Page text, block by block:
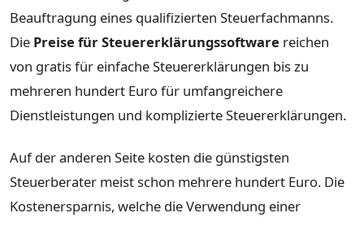
Beauftragung eines qualifizierten Steuerfachmanns.
Die Preise für Steuererklärungssoftware reichen
von gratis für einfache Steuererklärungen bis zu
mehreren hundert Euro für umfangreichere
Dienstleistungen und komplizierte Steuererklärungen.
Auf der anderen Seite kosten die günstigsten
Steuerberater meist schon mehrere hundert Euro. Die
Kostenersparnis, welche die Verwendung einer